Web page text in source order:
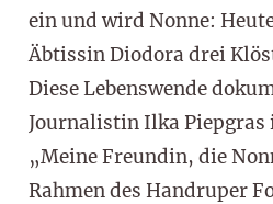
ein und wird Nonne:
Äbtissin Diodora drei
Diese Lebenswende
Journalistin Ilka Piepgras
„Meine Freundin, die
Rahmen des Handruper